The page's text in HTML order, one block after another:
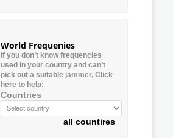
World Frequenies
If you don’t know frequencies
used in your country and can’t
pick out a suitable jammer, Click
here to help:
Countries
all countires